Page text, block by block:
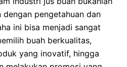
dengan pengetahuan dan
ini bisa menjadi sangat
buah berkualitas,
yang inovatif, hingga